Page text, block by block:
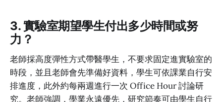
3. 實驗室期望學生付出多少時間或努
力？
老師採高度彈性方式帶醫學生，不要求固定進實驗室的
時段，並且老師會先準備好資料，學生可依課業自行安
排進度，此外約每兩週進行一次 Office Hour 討論研
究。老師強調，學業永遠優先，研究節奏可由學生自行